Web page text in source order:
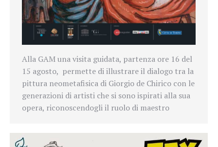
Alla GAM una visita guidata, partenza ore 16 del
15 agosto, permette di illustrare il dialogo tra la
pittura neometafisica di Giorgio de Chirico con le
generazioni di artisti che si sono ispirati alla sua
opera, riconoscendogli il ruolo di maestro